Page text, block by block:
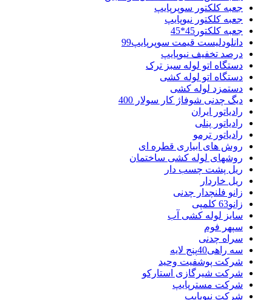
جعبه کلکتور سوپرپایپ
جعبه کلکتور نیوپایپ
جعبه کلکتور45*45
دانلودلیست قیمت سوپرپایپ99
درصد تخفیف نیوپایپ
دستگاه اتو لوله سبز ترک
دستگاه اتو لوله کشی
دستمزد لوله کشی
دیگ چدنی شوفاژ کار سولار 400
رادیاتور ایران
رادیاتور پنلی
رادیاتور ترمو
روش های ابیاری قطره ای
روشهای لوله کشی ساختمان
ریل پشت چسب دار
ریل خاردار
زانو فلنچدار چدنی
زانو63 کلمپی
سایز لوله کشی آب
سپهر فوم
سراه چدنی
سه راهی40پنج لایه
شرکت پوشفیت وحید
شرکت شیرگازی استارکو
شرکت مسترپایپ
شرکت نیوپایپ